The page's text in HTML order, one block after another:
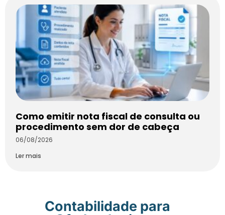
Como emitir nota fiscal de consulta ou
procedimento sem dor de cabeça
06/08/2026
Ler mais
Contabilidade para